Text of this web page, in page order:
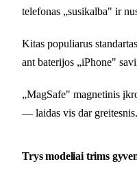
telefonas „susikalba" ir
Kitas populiarus
ant baterijos „iPhone"
„MagSafe" magnetinis
— laidas vis dar greitesnis.
Trys modeliai trims